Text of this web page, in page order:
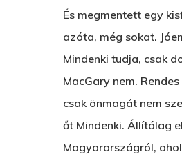
És megmentett egy
azóta, még sokat.
Mindenki tudja, csak
MacGary nem.
csak önmagát nem
őt Mindenki. Állítólag
Magyarországról,